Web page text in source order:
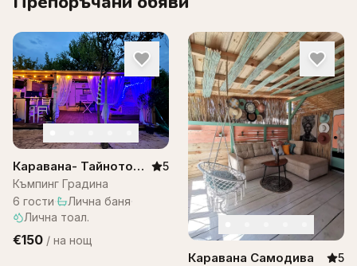
Каравана- Тайното
място, къмпинг
градина
5
Къмпинг Градина
6 гости· Лична баня·
Лична тоал.
€150 / на нощ
Каравана Самодива
5